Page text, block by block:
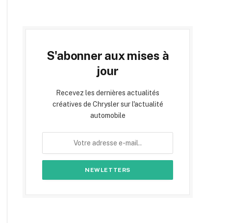
S'abonner aux mises à
jour
Recevez les dernières actualités
créatives de Chrysler sur l'actualité
automobile